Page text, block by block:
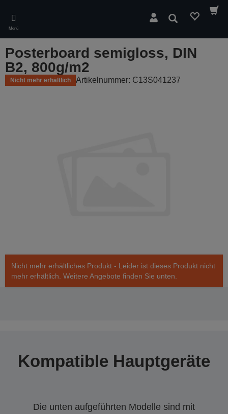
main
content
Menü
Suchen
Posterboard semigloss, DIN
B2, 800g/m2
Nicht mehr erhältlich Artikelnummer: C13S041237
Nicht mehr erhältliches Produkt - Leider ist dieses Produkt nicht
mehr erhältlich. Weitere Angebote finden Sie unten.
Kompatible Hauptgeräte
Die unten aufgeführten Modelle sind mit